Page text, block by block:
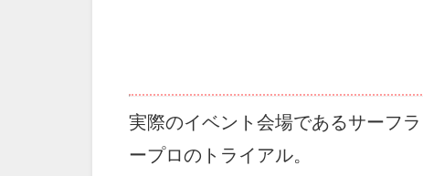
実際のイベント会場であるサーフ
ープロのトライアル。